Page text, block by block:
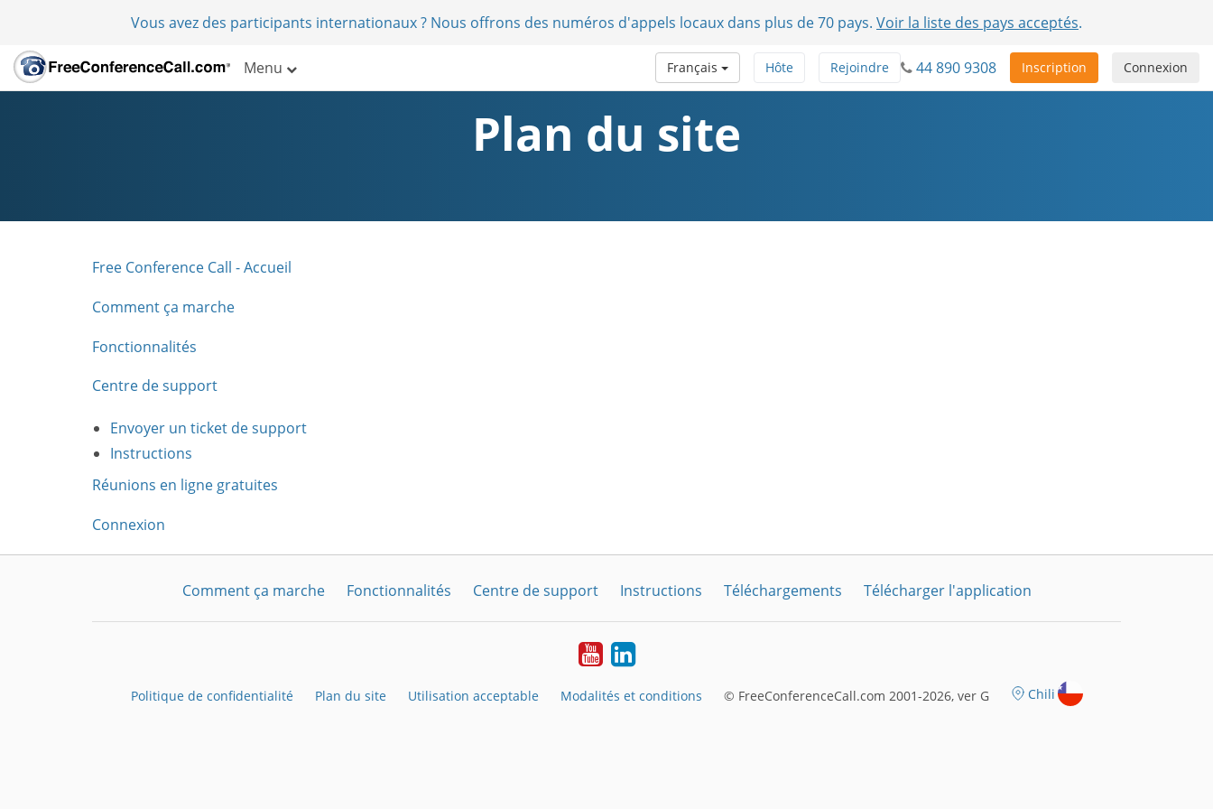
Vous avez des participants internationaux ? Nous offrons des numéros d'appels locaux dans plus de 70 pays. Voir la liste des pays acceptés.
Menu Connexion
Inscription
44 890 9308
Rejoindre
Hôte
Français
Plan du site
Free Conference Call - Accueil
Comment ça marche
Fonctionnalités
Centre de support
Envoyer un ticket de support
Instructions
Réunions en ligne gratuites
Connexion
Comment ça marche Fonctionnalités Centre de support Instructions Téléchargements Télécharger l'application
YouTubeLinkedIn
Politique de confidentialité Plan du site Utilisation acceptable Modalités et conditions © FreeConferenceCall.com 2001-2026, ver G Chili